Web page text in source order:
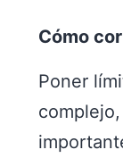
Cómo
Poner